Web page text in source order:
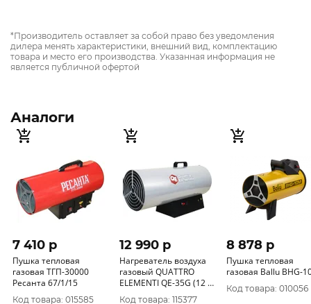
*Производитель оставляет за собой право без уведомления
дилера менять характеристики, внешний вид, комплектацию
товара и место его производства. Указанная информация не
является публичной офертой
Аналоги
7 410 p
Пушка тепловая
газовая ТГП-30000
Ресанта 67/1/15
Код товара: 015585
12 990 p
Нагреватель воздуха
газовый QUATTRO
ELEMENTI QE-35G (12 -
35кВт, 750 м.куб/ч, 2, 6
Код товара: 115377
8 878 p
Пушка тепловая
газовая Ballu BHG-
Код товара: 010056